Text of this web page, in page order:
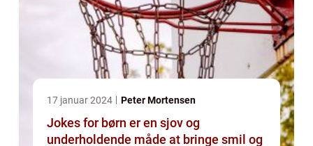
17 januar 2024 Peter Mortensen
Jokes for børn er en sjov og
underholdende måde at bringe smil og